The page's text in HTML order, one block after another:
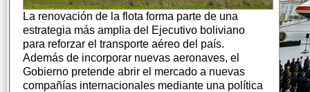
La renovación de la flota forma parte de una
estrategia más amplia del Ejecutivo boliviano
para reforzar el transporte aéreo del país.
Además de incorporar nuevas aeronaves, el
Gobierno pretende abrir el mercado a nuevas
compañías internacionales mediante una política